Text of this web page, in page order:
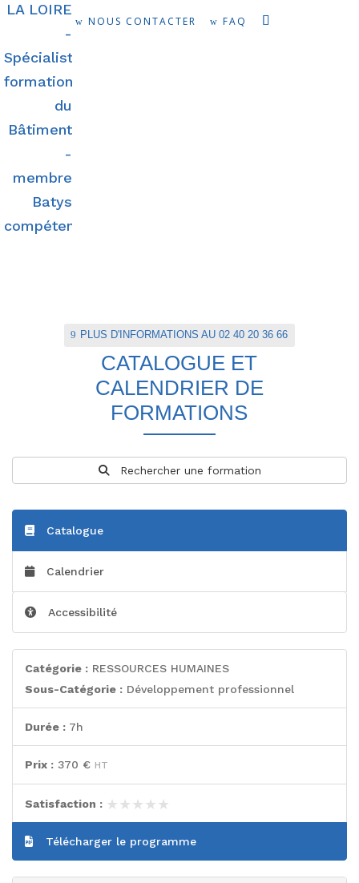
NOUS CONTACTER FAQ
PLUS D'INFORMATIONS AU 02 40 20 36 66
CATALOGUE ET
CALENDRIER DE
FORMATIONS
Rechercher une formation
Catalogue
Calendrier
Accessibilité
Catégorie : RESSOURCES HUMAINES
Sous-Catégorie : Développement professionnel
Durée : 7h
Prix : 370 € HT
Satisfaction : ★★★★★
★★★★★
Télécharger le programme